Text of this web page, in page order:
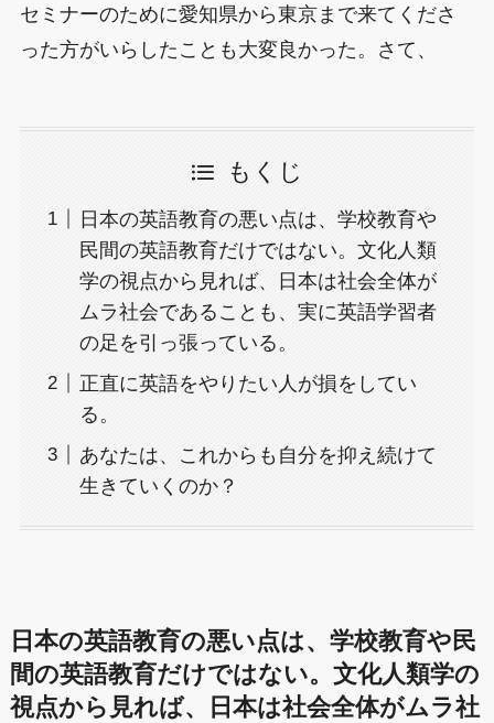
セミナーのために愛知県から東京まで来てくださ
った方がいらしたことも大変良かった。さて、
もくじ
日本の英語教育の悪い点は、学校教育や
民間の英語教育だけではない。文化人類
学の視点から見れば、日本は社会全体が
ムラ社会であることも、実に英語学習者
の足を引っ張っている。
正直に英語をやりたい人が損をしてい
る。
あなたは、これからも自分を抑え続けて
生きていくのか？
日本の英語教育の悪い点は、学校教育や民
間の英語教育だけではない。文化人類学の
視点から見れば、日本は社会全体がムラ社